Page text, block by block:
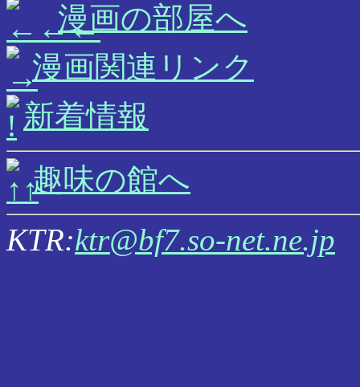
漫画の部屋へ
漫画関連リンク
新着情報
趣味の館へ
KTR:ktr@bf7.so-net.ne.jp